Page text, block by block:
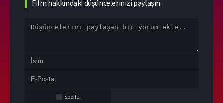
Film hakkındaki düşüncelerinizi paylaşın
Spoiler